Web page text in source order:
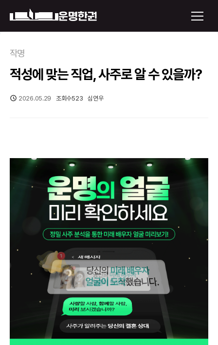
운명한권 보기
미래 배우자 얼굴
신년운세
토정비결
오늘의 운세
수리사주
회원가입
작명
적성에 맞는 직업, 사주로 알 수 있을까?
2026.05.29 조회수523 심연우